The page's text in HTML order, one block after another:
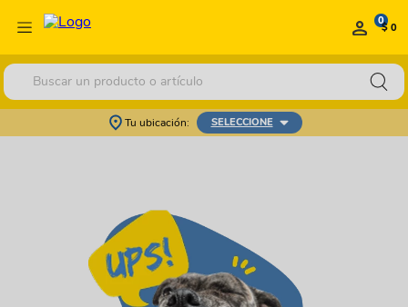
0$ 0
Buscar un producto o artículo
Tu ubicación: SELECCIONE